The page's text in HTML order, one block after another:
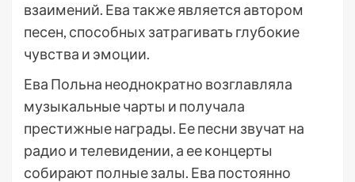
взаимений. Ева также является автором
песен, способных затрагивать глубокие
чувства и эмоции.
Ева Польна неоднократно возглавляла
музыкальные чарты и получала
престижные награды. Ее песни звучат на
радио и телевидении, а ее концерты
собирают полные залы. Ева постоянно